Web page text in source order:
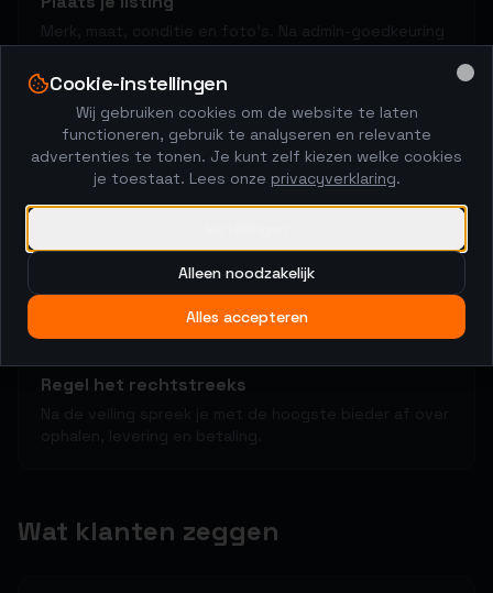
start de veiling.
2
Kopers brengen biedingen uit
3
Regel het rechtstreeks
Wat klanten zeggen
Cookie-instellingen
Wij gebruiken cookies om de website te laten
functioneren, gebruik te analyseren en relevante
advertenties te tonen. Je kunt zelf kiezen welke cookies
je toestaat. Lees onze privacyverklaring.
Alleen noodzakelijk
Alles accepteren